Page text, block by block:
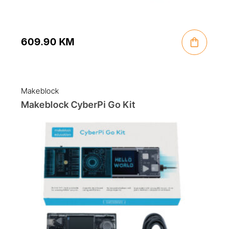
609.90 KM
Makeblock
Makeblock CyberPi Go Kit